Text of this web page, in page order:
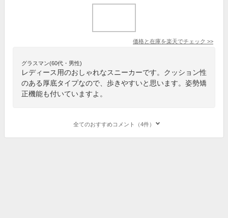
価格と在庫を楽天でチェック >>
グラスマン(60代・男性)
レディース用のおしゃれなスニーカーです。クッション性
のある厚底タイプなので、歩きやすいと思います。姿勢矯
正機能も付いていますよ。
全てのおすすめコメント（4件）